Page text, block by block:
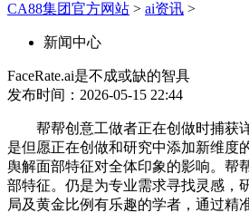
CA88集团官方网站 > ai资讯 >
新闻中心
FaceRate.ai是不成或缺的智具
发布时间：2026-05-15 22:44
帮帮创意工做者正在创做时捕获
是但愿正在创做和研究中添加新维度
舆解面部特征对全体印象的影响。帮
部特征。仍是为专业需求寻找灵感，
局及黄金比例有乐趣的学者，通过精